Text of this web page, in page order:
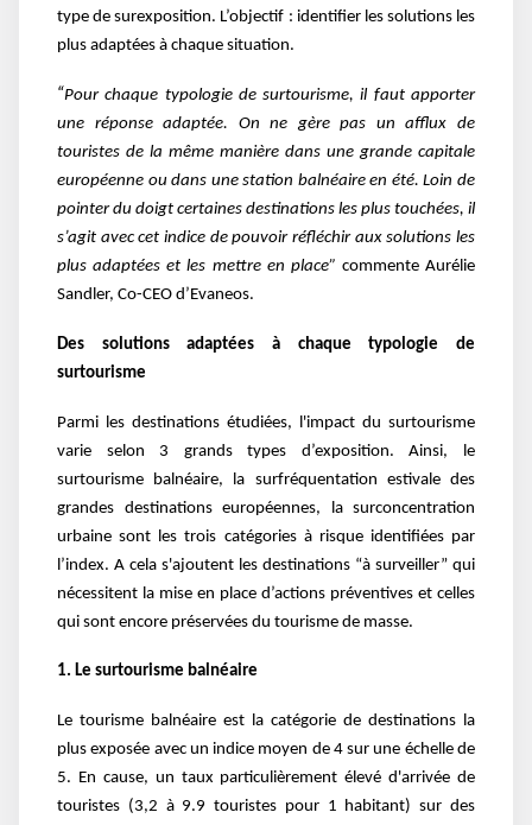
type de surexposition. L’objectif : identifier les solutions les
plus adaptées à chaque situation.
“Pour chaque typologie de surtourisme, il faut apporter
une réponse adaptée. On ne gère pas un afflux de
touristes de la même manière dans une grande capitale
européenne ou dans une station balnéaire en été. Loin de
pointer du doigt certaines destinations les plus touchées, il
s’agit avec cet indice de pouvoir réfléchir aux solutions les
plus adaptées et les mettre en place” commente Aurélie
Sandler, Co-CEO d’Evaneos.
Des solutions adaptées à chaque typologie de
surtourisme
Parmi les destinations étudiées, l'impact du surtourisme
varie selon 3 grands types d’exposition. Ainsi, le
surtourisme balnéaire, la surfréquentation estivale des
grandes destinations européennes, la surconcentration
urbaine sont les trois catégories à risque identifiées par
l’index. A cela s'ajoutent les destinations “à surveiller” qui
nécessitent la mise en place d’actions préventives et celles
qui sont encore préservées du tourisme de masse.
1. Le surtourisme balnéaire
Le tourisme balnéaire est la catégorie de destinations la
plus exposée avec un indice moyen de 4 sur une échelle de
5. En cause, un taux particulièrement élevé d'arrivée de
touristes (3,2 à 9.9 touristes pour 1 habitant) sur des